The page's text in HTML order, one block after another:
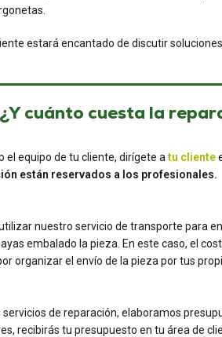
estará encantado de discutir
cuánto cuesta la
el equipo de tu cliente, dirígete atu cliente
están reservados a los profesionales.
nuestro servicio de transporte para
embalado la pieza. En este caso, el
organizar el envío de la pieza por tus
servicios de reparación, elaboramos
recibirás tu presupuesto en tu área de